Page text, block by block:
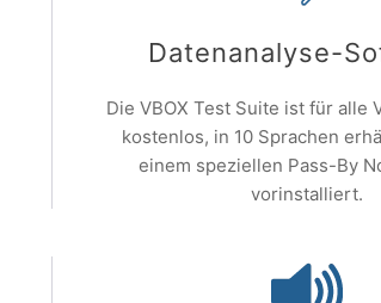
Datenanalyse-
Die VBOX Test Suite ist für alle
kostenlos, in 10 Sprachen
einem speziellen Pass-By
vorinstalliert.